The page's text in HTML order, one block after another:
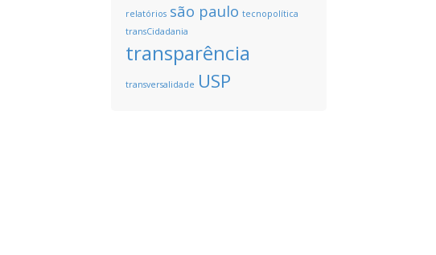
relatórios são paulo tecnopolítica
transCidadania
transparência
transversalidade USP